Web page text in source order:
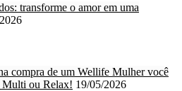
transforme o amor em uma
compra de um Wellife Mulher você
Multi ou Relax! 19/05/2026